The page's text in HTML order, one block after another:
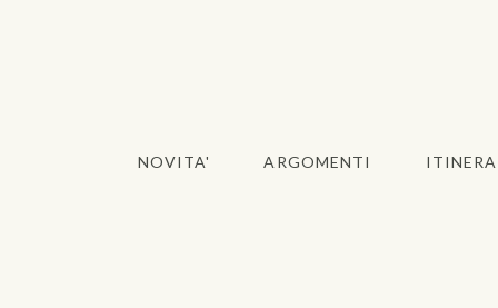
NOVITA' ARGOMENTI